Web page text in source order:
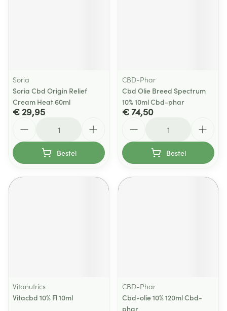
Soria
Soria Cbd Origin Relief
Cream Heat 60ml
€ 29,95
Bestel
CBD-Phar
Cbd Olie Breed Spectrum
10% 10ml Cbd-phar
€ 74,50
Bestel
Vitanutrics
Vitacbd 10% Fl 10ml
CBD-Phar
Cbd-olie 10% 120ml Cbd-
phar